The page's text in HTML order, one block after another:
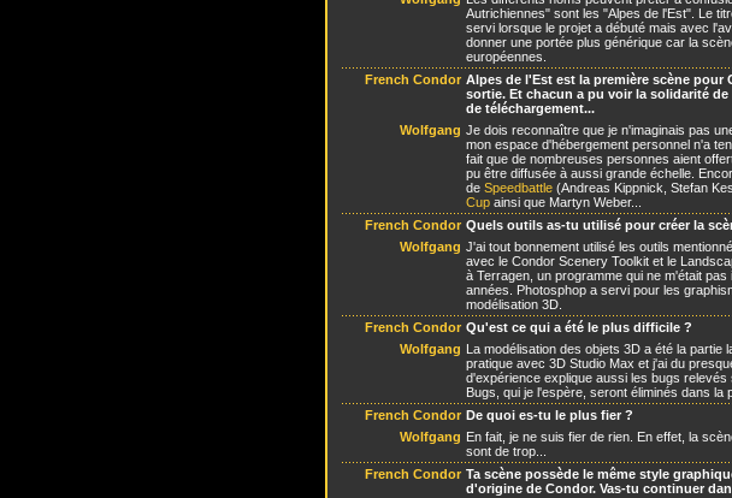
Autrichiennes" sont les "Alpes de l'Est". Le
servi lorsque le projet a débuté mais avec
donner une portée plus générique car la
européennes.
French Condor Alpes de l'Est est la première scène pour
sortie. Et chacun a pu voir la solidarité
de téléchargement...
Wolfgang Je dois reconnaître que je n'imaginais pas
mon espace d'hébergement personnel n'a
fait que de nombreuses personnes aient
pu être diffusée à aussi grande échelle.
de Speedbattle (Andreas Kippnick, Stefan
Cup ainsi que Martyn Weber...
French Condor Quels outils as-tu utilisé pour créer la
Wolfgang J'ai tout bonnement utilisé les outils
avec le Condor Scenery Toolkit et le
à Terragen, un programme qui ne m'était
années. Photosphop a servi pour les
modélisation 3D.
French Condor Qu'est ce qui a été le plus difficile ?
Wolfgang La modélisation des objets 3D a été la partie
pratique avec 3D Studio Max et j'ai du
d'expérience explique aussi les bugs
Bugs, qui je l'espère, seront éliminés dans la
French Condor De quoi es-tu le plus fier ?
Wolfgang En fait, je ne suis fier de rien. En effet, la
sont de trop...
French Condor Ta scène possède le même style
d'origine de Condor. Vas-tu continuer